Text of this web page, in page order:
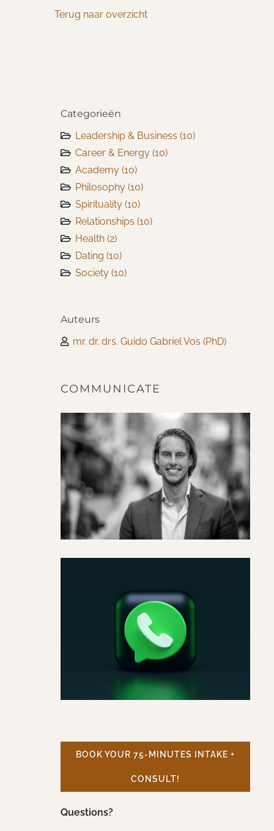
Terug naar overzicht
Categorieën
Leadership & Business (10)
Career & Energy (10)
Academy (10)
Philosophy (10)
Spirituality (10)
Relationships (10)
Health (2)
Dating (10)
Society (10)
Auteurs
mr. dr. drs. Guido Gabriel Vos (PhD)
COMMUNICATE
BOOK YOUR 75-MINUTES INTAKE +
CONSULT!
Questions?